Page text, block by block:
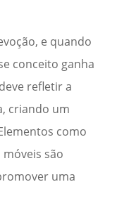
e quando
conceito ganha
refletir a
criando um
como
são
uma